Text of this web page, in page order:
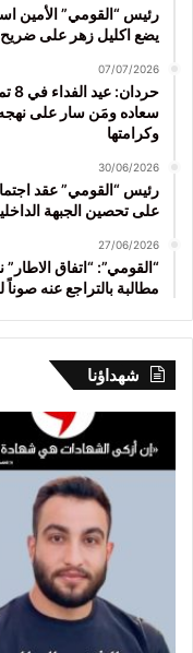
رئيس “القومي” الأمين
يضع اكليل زهر على
07/07/2026
سعاده ومَن سار على نهجه
وكرامتها
30/06/2026
رئيس “القومي” عقد
على تحصين الجبهة
27/06/2026
مطالبة بالتراجع عنه صوناً
شهداؤنا